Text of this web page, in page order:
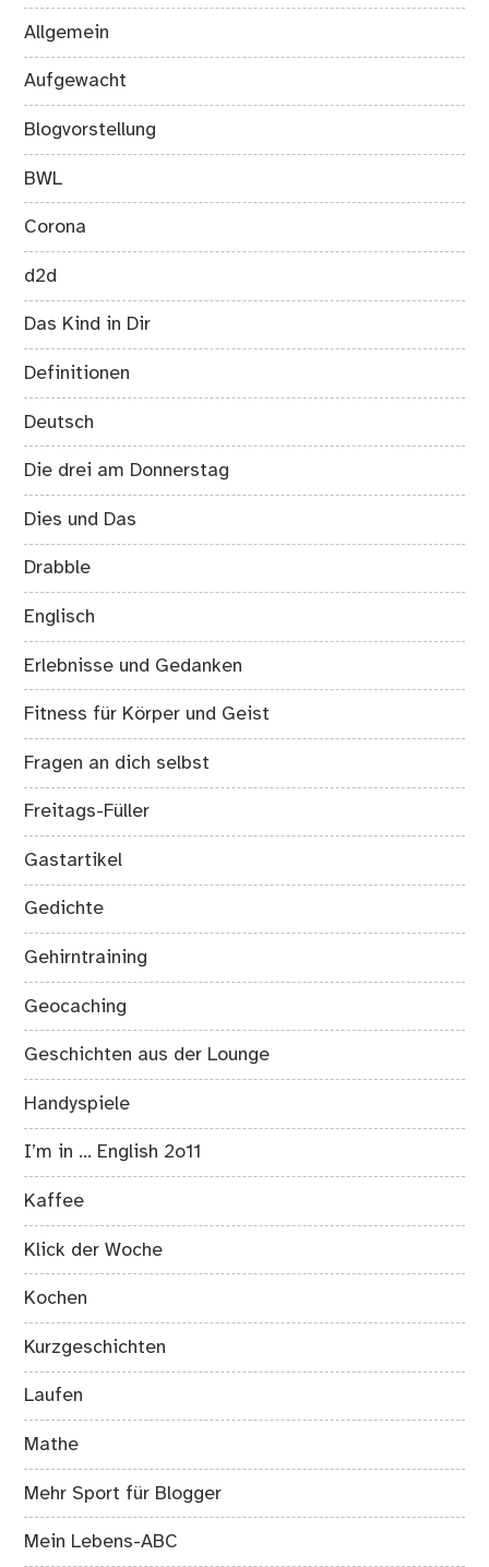
Allgemein
Aufgewacht
Blogvorstellung
BWL
Corona
d2d
Das Kind in Dir
Definitionen
Deutsch
Die drei am Donnerstag
Dies und Das
Drabble
Englisch
Erlebnisse und Gedanken
Fitness für Körper und Geist
Fragen an dich selbst
Freitags-Füller
Gastartikel
Gedichte
Gehirntraining
Geocaching
Geschichten aus der Lounge
Handyspiele
I’m in … English 2o11
Kaffee
Klick der Woche
Kochen
Kurzgeschichten
Laufen
Mathe
Mehr Sport für Blogger
Mein Lebens-ABC